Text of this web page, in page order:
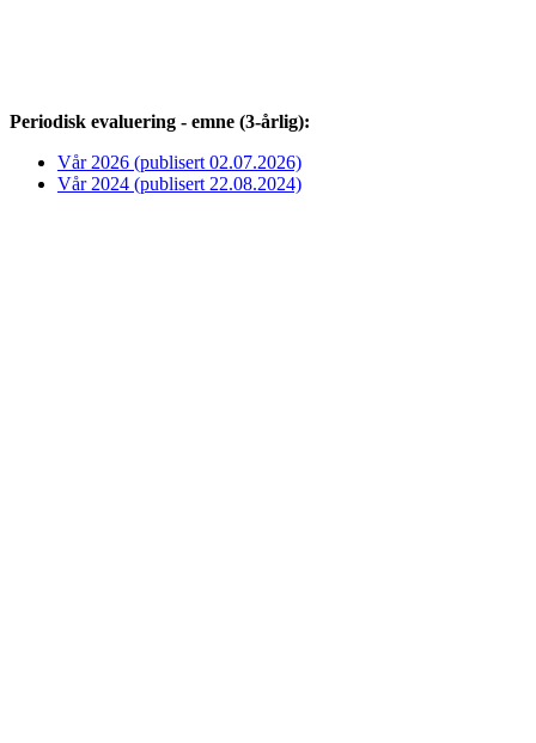
Periodisk evaluering - emne (3-årlig):
Vår 2026 (publisert 02.07.2026)
Vår 2024 (publisert 22.08.2024)